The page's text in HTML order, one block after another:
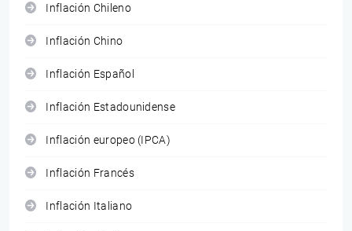
Inflación Chileno
Inflación Chino
Inflación Español
Inflación Estadounidense
Inflación europeo (IPCA)
Inflación Francés
Inflación Italiano